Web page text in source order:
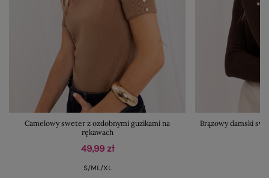
Camelowy sweter z ozdobnymi guzikami na
rękawach
49,99 zł
S/ML/XL
Brązowy damski